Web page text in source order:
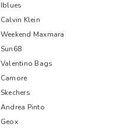
Iblues
Calvin Klein
Weekend Maxmara
Sun68
Valentino Bags
Camore
Skechers
Andrea Pinto
Geox